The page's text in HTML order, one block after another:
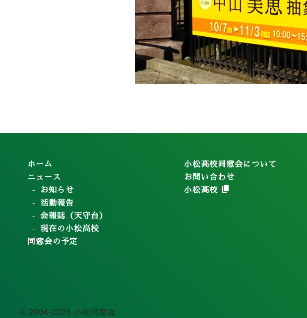
ホーム
ニュース
お知らせ
活動報告
会報誌（天守台）
現在の小松高校
同窓会の予定
小松高校同窓会について
お問い合わせ
小松高校
© 2004-2026 小松同窓会